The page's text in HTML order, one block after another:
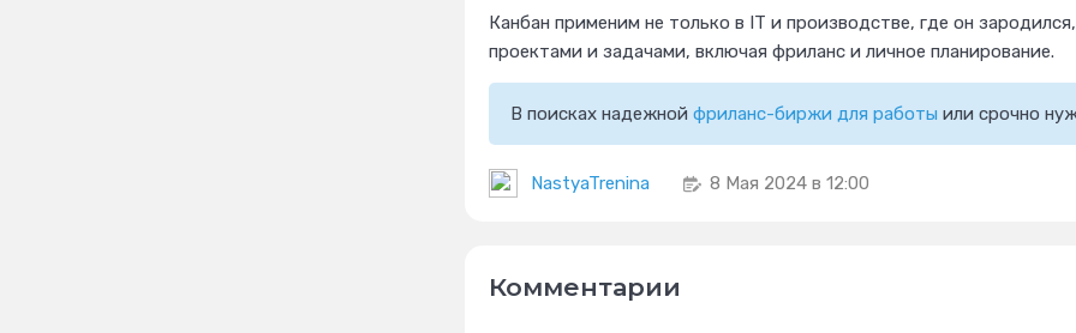
Канбан применим не только в IT и производстве, где он
проектами и задачами, включая фриланс и личное планирование.
В поисках надежной фриланс-биржи для работы или срочно
NastyaTrenina 8 Мая 2024 в 12:00
Комментарии